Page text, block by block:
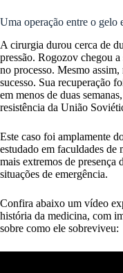
Uma operação entre o gelo
A cirurgia durou cerca de
pressão. Rogozov chegou
no processo. Mesmo
sucesso. Sua recuperação
em menos de duas
resistência da União
Este caso foi amplamente
estudado em faculdades
mais extremos de presença
situações de emergência.
Confira abaixo um vídeo
história da medicina, com
sobre como ele sobreviveu: